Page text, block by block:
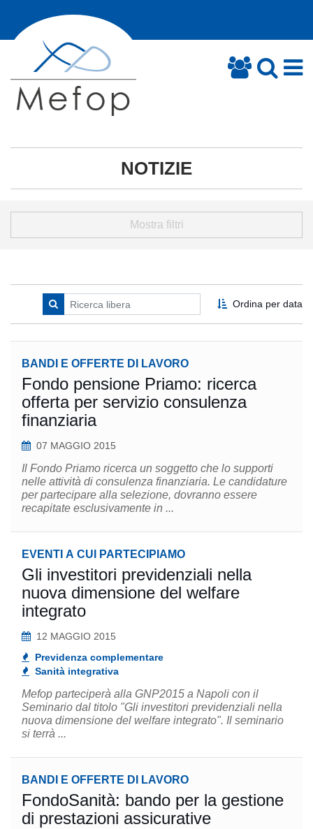
NOTIZIE
Mostra filtri
Ordina per data
BANDI E OFFERTE DI LAVORO
Fondo pensione Priamo: ricerca
offerta per servizio consulenza
finanziaria
07 MAGGIO 2015
Il Fondo Priamo ricerca un soggetto che lo supporti
nelle attività di consulenza finanziaria. Le candidature
per partecipare alla selezione, dovranno essere
recapitate esclusivamente in ...
EVENTI A CUI PARTECIPIAMO
Gli investitori previdenziali nella
nuova dimensione del welfare
integrato
12 MAGGIO 2015
Previdenza complementare
Sanità integrativa
Mefop parteciperà alla GNP2015 a Napoli con il
Seminario dal titolo "Gli investitori previdenziali nella
nuova dimensione del welfare integrato". Il seminario
si terrà ...
BANDI E OFFERTE DI LAVORO
FondoSanità: bando per la gestione
di prestazioni assicurative